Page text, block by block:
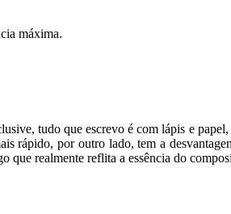
máxima.
tudo que escrevo é com lápis e
rápido, por outro lado, tem a
que realmente reflita a essência do